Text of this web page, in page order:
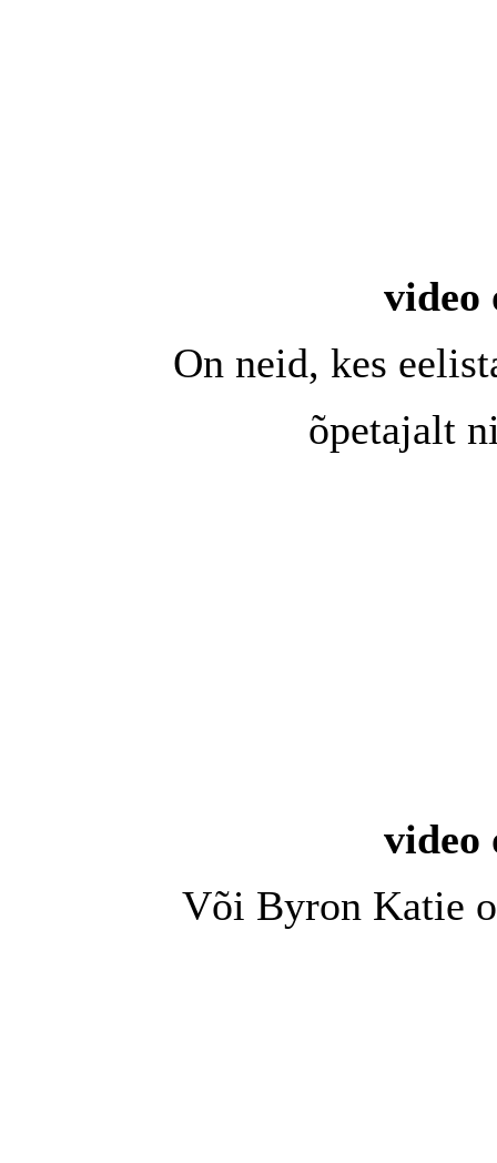
video
On neid, kes
õpetajalt
video
Või Byron Katie